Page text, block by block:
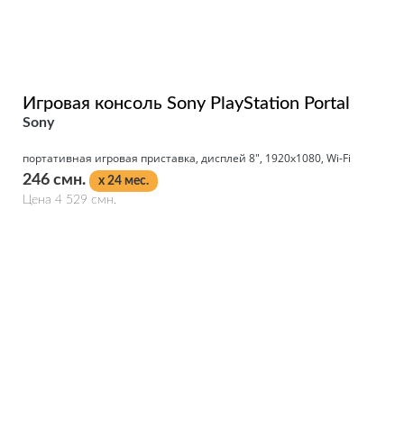
Игровая консоль Sony PlayStation Portal
Sony
портативная игровая приставка, дисплей 8", 1920x1080, Wi-Fi
246 смн.
x 24 мес.
Цена 4 529 смн.